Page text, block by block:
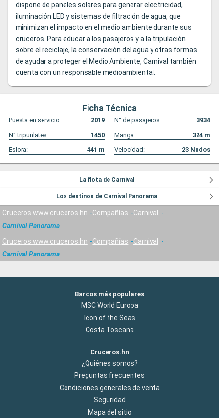
dispone de paneles solares para generar electricidad,
iluminación LED y sistemas de filtración de agua, que
minimizan el impacto en el medio ambiente durante sus
cruceros. Para educar a los pasajeros y a la tripulación
sobre el reciclaje, la conservación del agua y otras formas
de ayudar a proteger el Medio Ambiente, Carnival también
cuenta con un responsable medioambiental.
Ficha Técnica
Puesta en servicio: 2019 N° de pasajeros:
3934
N° tripunlates:
1450 Manga: 324 m
Eslora:
441 m Velocidad: 23 Nudos
La flota de Carnival
Los destinos de Carnival Panorama
Cruceros www.cruceros.hn Compañías
Carnival
Carnival Panorama
Cruceros www.cruceros.hn Compañías
Carnival
Carnival Panorama
Barcos más populares
MSC World Europa
Icon of the Seas
Costa Toscana
Cruceros.hn
¿Quiénes somos?
Preguntas frecuentes
Condiciones generales de venta
Seguridad
Mapa del sitio